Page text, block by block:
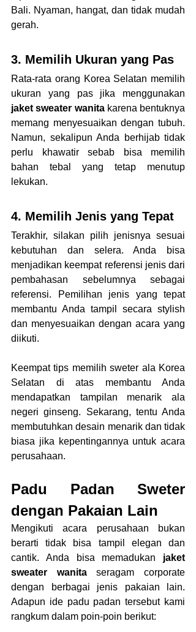
Bali. Nyaman, hangat, dan tidak mudah
gerah.
3. Memilih Ukuran yang Pas
Rata-rata orang Korea Selatan memilih
jaket sweater wanita karena bentuknya
memang menyesuaikan dengan tubuh.
Namun, sekalipun Anda berhijab tidak
perlu khawatir sebab bisa memilih
bahan tebal yang tetap menutup
lekukan.
4. Memilih Jenis yang Tepat
Terakhir, silakan pilih jenisnya sesuai
kebutuhan dan selera. Anda bisa
menjadikan keempat referensi jenis dari
pembahasan sebelumnya sebagai
referensi. Pemilihan jenis yang tepat
membantu Anda tampil secara stylish
dan menyesuaikan dengan acara yang
diikuti.
Keempat tips memilih sweter ala Korea
Selatan di atas membantu Anda
mendapatkan tampilan menarik ala
negeri ginseng. Sekarang, tentu Anda
membutuhkan desain menarik dan tidak
biasa jika kepentingannya untuk acara
perusahaan.
Padu Padan Sweter
dengan Pakaian Lain
Mengikuti acara perusahaan bukan
berarti tidak bisa tampil elegan dan
cantik. Anda bisa memadukan jaket
sweater wanita seragam corporate
dengan berbagai jenis pakaian lain.
Adapun ide padu padan tersebut kami
rangkum dalam poin-poin berikut: